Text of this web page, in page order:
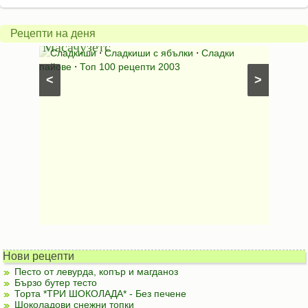
Рецепти на деня
>
<
пай
от
Масачузетс
Сладкиши⋅Сладкиши с ябълки ⋅ Сладки
пайове ⋅ Топ 100 рецепти 2003
питка
на
мама
Нови рецепти
Песто от левурда, копър и магданоз
Бързо бутер тесто
Торта *ТРИ ШОКОЛАДА* - Без печене
Шоколадови снежни топки